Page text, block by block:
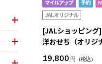
[JALショッピング
洋おせち（オリジ
19,800 円 （税込）